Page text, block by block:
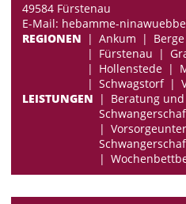
49584 Fürstenau
E-Mail: hebamme-
REGIONEN
Ankum Berge
Fürstenau
Hollenstede
Schwagstorf
LEISTUNGEN
Beratung